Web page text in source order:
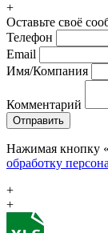
+
Оставьте своё
Телефон
Email
Имя/Компания
Комментарий
Отправить
Нажимая кнопку
обработку
+
+